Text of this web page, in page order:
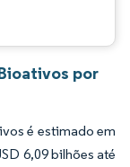
por
é estimado em
6,09 bilhões até